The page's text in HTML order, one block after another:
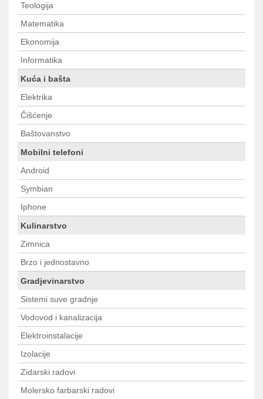
Teologija
Matematika
Ekonomija
Informatika
Kuća i bašta
Elektrika
Čišćenje
Baštovanstvo
Mobilni telefoni
Android
Symbian
Iphone
Kulinarstvo
Zimnica
Brzo i jednostavno
Gradjevinarstvo
Sistemi suve gradnje
Vodovod i kanalizacija
Elektroinstalacije
Izolacije
Zidarski radovi
Molersko farbarski radovi